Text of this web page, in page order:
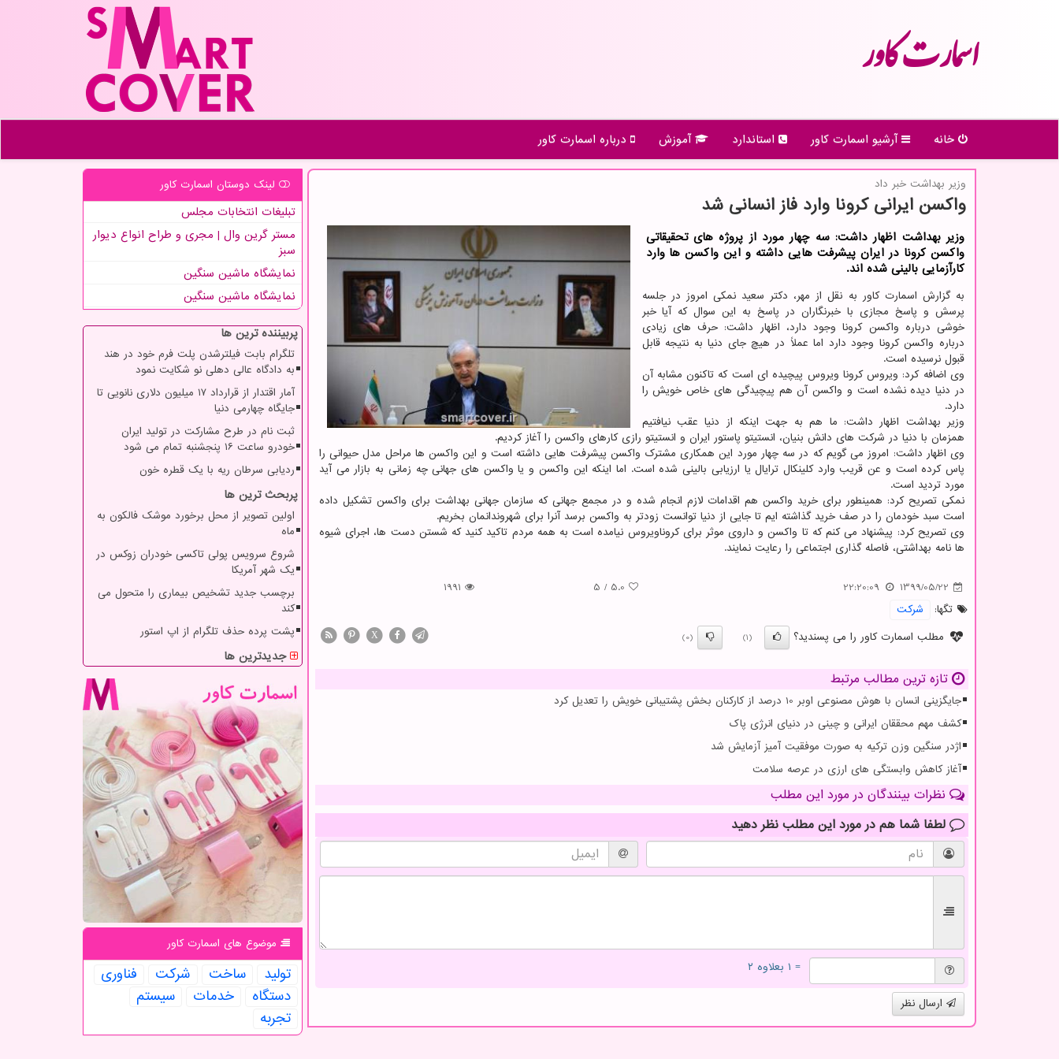
اسمارت كاور
خانه آرشیو اسمارت كاور استاندارد آموزش درباره اسمارت كاور
وزیر بهداشت خبر داد
واكسن ایرانی كرونا وارد فاز انسانی شد
وزیر بهداشت اظهار داشت: سه چهار مورد از پروژه های تحقیقاتی
واكسن كرونا در ایران پیشرفت هایی داشته و این واكسن ها وارد
كارآزمایی بالینی شده اند.
به گزارش اسمارت کاور به نقل از مهر، دکتر سعید نمکی امروز در جلسه
پرسش و پاسخ مجازی با خبرنگاران در پاسخ به این سوال که آیا خبر
خوشی درباره واکسن کرونا وجود دارد، اظهار داشت: حرف های زیادی
درباره واکسن کرونا وجود دارد اما عملاً در هیچ جای دنیا به نتیجه قابل
قبول نرسیده است.
وی اضافه کرد: ویروس کرونا ویروس پیچیده ای است که تاکنون مشابه آن
در دنیا دیده نشده است و واکسن آن هم پیچیدگی های خاص خویش را
دارد.
وزیر بهداشت اظهار داشت: ما هم به جهت اینکه از دنیا عقب نیافتیم
همزمان با دنیا در شرکت های دانش بنیان، انستیتو پاستور ایران و انستیتو رازی کارهای واکسن را آغاز کردیم.
وی اظهار داشت: امروز می گویم که در سه چهار مورد این همکاری مشترک واکسن پیشرفت هایی داشته است و این واکسن ها مراحل مدل حیوانی را
پاس کرده است و عن قریب وارد کلینکال ترایال یا ارزیابی بالینی شده است. اما اینکه این واکسن و یا واکسن های جهانی چه زمانی به بازار می آید
مورد تردید است.
نمکی تصریح کرد: همینطور برای خرید واکسن هم اقدامات لازم انجام شده و در مجمع جهانی که سازمان جهانی بهداشت برای واکسن تشکیل داده
است سبد خودمان را در صف خرید گذاشته ایم تا جایی از دنیا توانست زودتر به واکسن برسد آنرا برای شهروندانمان بخریم.
وی تصریح کرد: پیشنهاد می کنم که تا واکسن و داروی موثر برای کروناویروس نیامده است به همه مردم تاکید کنید که شستن دست ها، اجرای شیوه
ها نامه بهداشتی، فاصله گذاری اجتماعی را رعایت نمایند.
1399/05/22
22:20:09
5.0
/
5
1991
تگها:
شركت
مطلب اسمارت کاور را می پسندید؟
(1)
(0)
X
تازه ترین مطالب مرتبط
جایگزینی انسان با هوش مصنوعی اوبر 10 درصد از کارکنان بخش پشتیبانی خویش را تعدیل کرد
کشف مهم محققان ایرانی و چینی در دنیای انرژی پاک
اژدر سنگین وزن ترکیه به صورت موفقیت آمیز آزمایش شد
آغاز کاهش وابستگی های ارزی در عرصه سلامت
نظرات بینندگان در مورد این مطلب
لطفا شما هم در مورد این مطلب نظر دهید
= ۱ بعلاوه ۲
ارسال نظر
لینک دوستان اسمارت كاور
تبلیغات انتخابات مجلس
مستر گرین وال | مجری و طراح انواع دیوار
سبز
نمایشگاه ماشین سنگین
نمایشگاه ماشین سنگین
پربیننده ترین ها
تلگرام بابت فیلترشدن پلت فرم خود در هند
به دادگاه عالی دهلی نو شکایت نمود
آمار اقتدار از قرارداد ۱۷ میلیون دلاری نانویی تا
جایگاه چهارمی دنیا
ثبت نام در طرح مشارکت در تولید ایران
خودرو ساعت ۱۶ پنجشنبه تمام می شود
ردیابی سرطان ریه با یک قطره خون
پربحث ترین ها
اولین تصویر از محل برخورد موشک فالکون به
ماه
شروع سرویس پولی تاکسی خودران زوکس در
یک شهر آمریکا
برچسب جدید تشخیص بیماری را متحول می
کند
پشت پرده حذف تلگرام از اپ استور
جدیدترین ها
موضوع های اسمارت كاور
تولید ساخت شركت
فناوری
دستگاه
خدمات
سیستم
تجربه